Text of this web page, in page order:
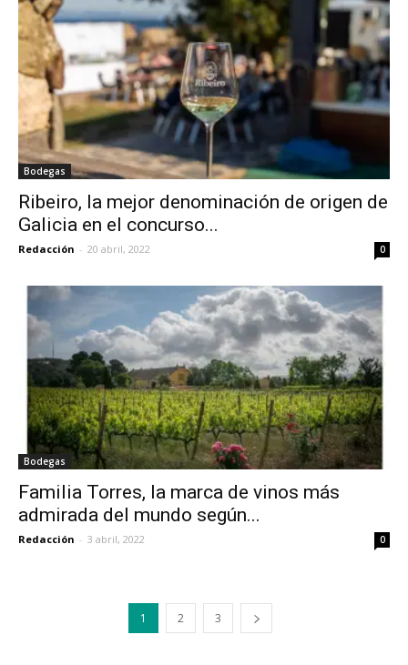
Bodegas
Ribeiro, la mejor denominación de origen de
Galicia en el concurso...
Redacción - 20 abril, 2022 0
Bodegas
Familia Torres, la marca de vinos más
admirada del mundo según...
Redacción - 3 abril, 2022 0
1 2 3